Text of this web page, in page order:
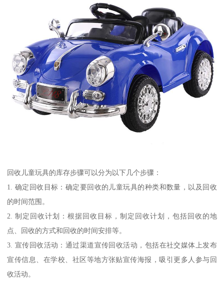
回收儿童玩具的库存步骤可以分为以下几个步骤：
1. 确定回收目标：确定要回收的儿童玩具的种类和数量，以及回收
的时间范围。
2. 制定回收计划：根据回收目标，制定回收计划，包括回收的地
点、回收的方式和回收的时间安排等。
3. 宣传回收活动：通过渠道宣传回收活动，包括在社交媒体上发布
宣传信息、在学校、社区等地方张贴宣传海报，吸引更多人参与回
收活动。